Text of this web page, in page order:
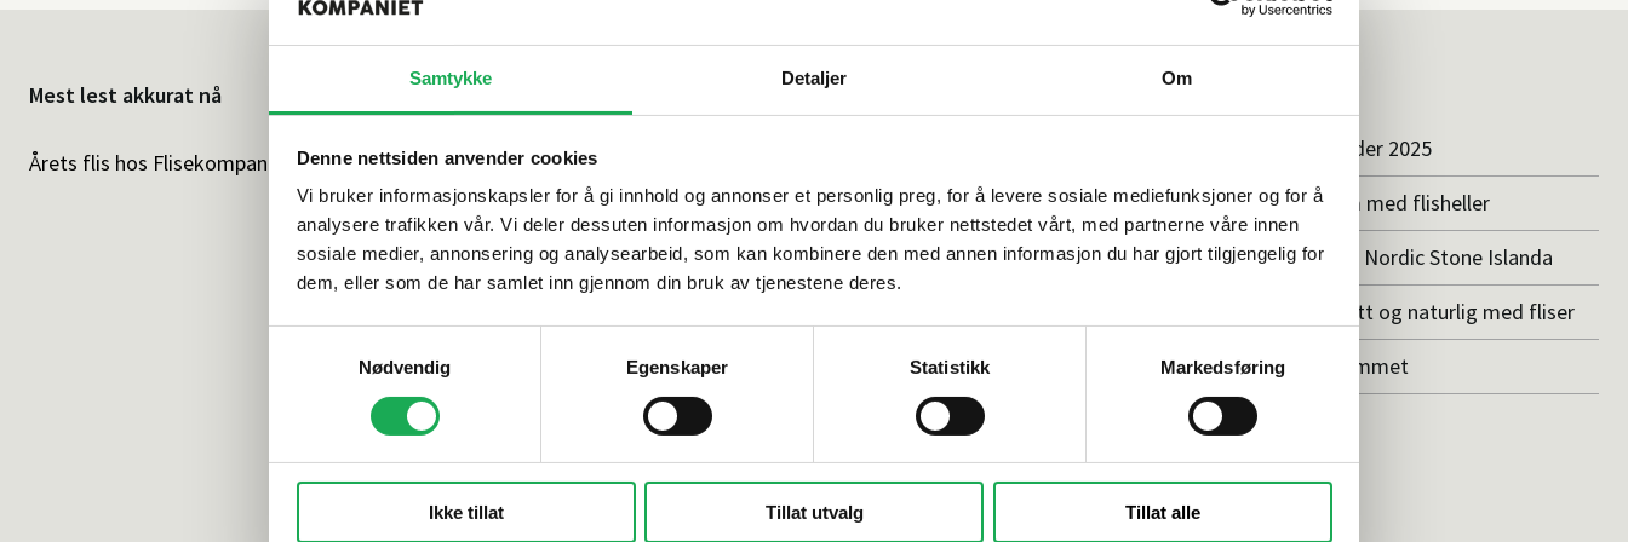
Samtykke Detaljer Om
Denne nettsiden anvender cookies
Vi bruker informasjonskapsler for å gi innhold og annonser et personlig preg, for å levere sosiale mediefunksjoner og for å
analysere trafikken vår. Vi deler dessuten informasjon om hvordan du bruker nettstedet vårt, med partnerne våre innen
sosiale medier, annonsering og analysearbeid, som kan kombinere den med annen informasjon du har gjort tilgjengelig for
dem, eller som de har samlet inn gjennom din bruk av tjenestene deres.
Nødvendig
Egenskaper Statistikk Markedsføring
Ikke tillat Tillat utvalg Tillat alle
Mest lest akkurat nå
Årets flis hos Flisekompaniet Klikkvinyl - Gulvet som tåler alt
Tips og råd
Dette må du tenke på når du innreder
badet
Visste du at du kan legge flis på flis
Smarte tips for riktig valg av dusj
Baderomstrender 2025
Drømmeatrium med flisheller
Våre favoritter: Nordic Stone Islanda
Vedlikeholdsfritt og naturlig med fliser
Stilen på uterommet